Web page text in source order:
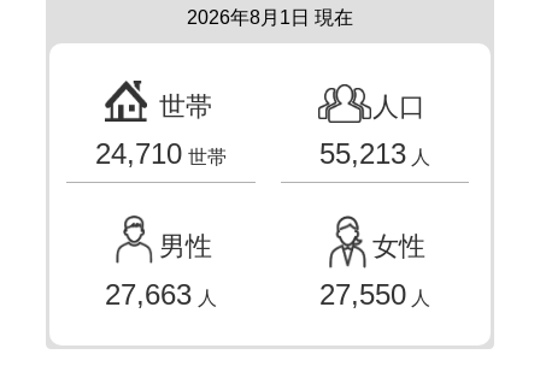
2026年8月1日 現在
世帯
24,710 世帯
人口
55,213 人
男性
27,663 人
女性
27,550 人